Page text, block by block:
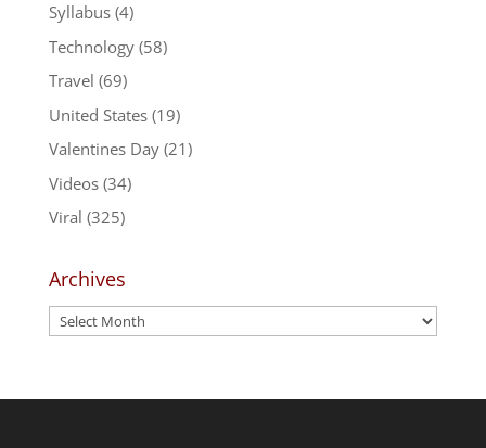
Syllabus(4)
Technology(58)
Travel (69)
United States(19)
Valentines Day(21)
Videos(34)
Viral (325)
Archives
Archives